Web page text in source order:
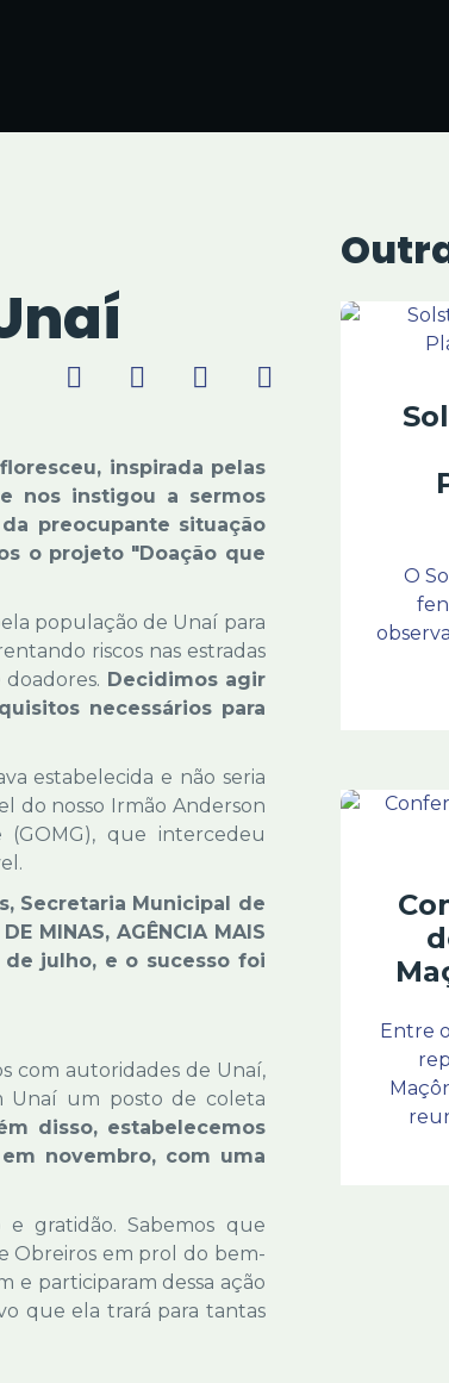
inspirada pelas
nos instigou a sermos
preocupante situação
o projeto "Doação que
população de Unaí para
riscos nas estradas
Decidimos agir
necessários para
estabelecida e não seria
do nosso Irmão Anderson
que intercedeu
Secretaria Municipal de
MINAS, AGÊNCIA MAIS
de julho, e o sucesso foi
com autoridades de Unaí,
Unaí um posto de coleta
disso, estabelecemos
novembro, com uma
gratidão. Sabemos que
Obreiros em prol do bem-
e participaram dessa ação
que ela trará para tantas
O
Entre